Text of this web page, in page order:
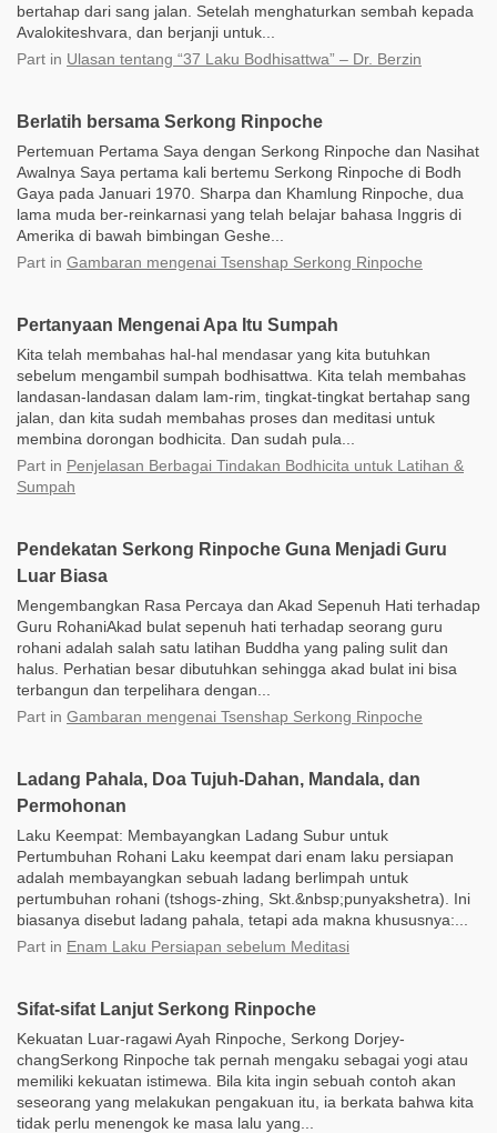
bertahap dari sang jalan. Setelah menghaturkan sembah kepada
Avalokiteshvara, dan berjanji untuk...
Part in Ulasan tentang “37 Laku Bodhisattwa” – Dr. Berzin
Berlatih bersama Serkong Rinpoche
Pertemuan Pertama Saya dengan Serkong Rinpoche dan Nasihat
Awalnya Saya pertama kali bertemu Serkong Rinpoche di Bodh
Gaya pada Januari 1970. Sharpa dan Khamlung Rinpoche, dua
lama muda ber-reinkarnasi yang telah belajar bahasa Inggris di
Amerika di bawah bimbingan Geshe...
Part in Gambaran mengenai Tsenshap Serkong Rinpoche
Pertanyaan Mengenai Apa Itu Sumpah
Kita telah membahas hal-hal mendasar yang kita butuhkan
sebelum mengambil sumpah bodhisattwa. Kita telah membahas
landasan-landasan dalam lam-rim, tingkat-tingkat bertahap sang
jalan, dan kita sudah membahas proses dan meditasi untuk
membina dorongan bodhicita. Dan sudah pula...
Part in Penjelasan Berbagai Tindakan Bodhicita untuk Latihan &
Sumpah
Pendekatan Serkong Rinpoche Guna Menjadi Guru
Luar Biasa
Mengembangkan Rasa Percaya dan Akad Sepenuh Hati terhadap
Guru RohaniAkad bulat sepenuh hati terhadap seorang guru
rohani adalah salah satu latihan Buddha yang paling sulit dan
halus. Perhatian besar dibutuhkan sehingga akad bulat ini bisa
terbangun dan terpelihara dengan...
Part in Gambaran mengenai Tsenshap Serkong Rinpoche
Ladang Pahala, Doa Tujuh-Dahan, Mandala, dan
Permohonan
Laku Keempat: Membayangkan Ladang Subur untuk
Pertumbuhan Rohani Laku keempat dari enam laku persiapan
adalah membayangkan sebuah ladang berlimpah untuk
pertumbuhan rohani (tshogs-zhing, Skt.&nbsp;punyakshetra). Ini
biasanya disebut ladang pahala, tetapi ada makna khususnya:...
Part in Enam Laku Persiapan sebelum Meditasi
Sifat-sifat Lanjut Serkong Rinpoche
Kekuatan Luar-ragawi Ayah Rinpoche, Serkong Dorjey-
changSerkong Rinpoche tak pernah mengaku sebagai yogi atau
memiliki kekuatan istimewa. Bila kita ingin sebuah contoh akan
seseorang yang melakukan pengakuan itu, ia berkata bahwa kita
tidak perlu menengok ke masa lalu yang...